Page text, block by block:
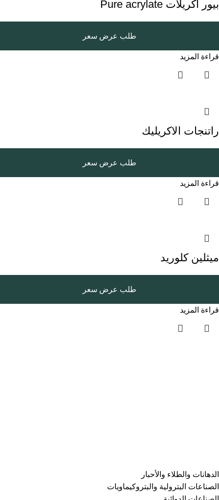
بيور اكريلات Pure acrylate
طلب عرض سعر
قراءة المزيد
راتنجات الاكريليك
طلب عرض سعر
قراءة المزيد
ميثلين كلوريد
طلب عرض سعر
قراءة المزيد
⁠الدهانات والطلاء والأحبار
الصناعات البترولية والبتروكيماويات